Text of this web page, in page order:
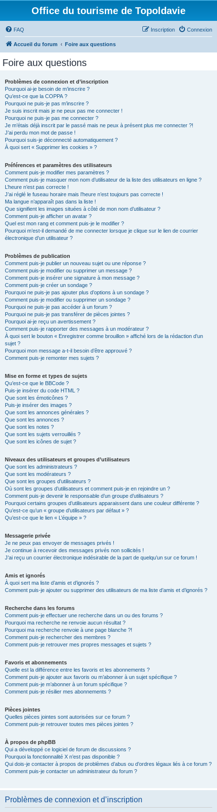
Office du tourisme de Topoldavie
FAQ Connexion
Inscription
Accueil du forum Foire aux questions
Foire aux questions
Problèmes de connexion et d’inscription
Pourquoi ai-je besoin de m’inscrire ?
Qu’est-ce que la COPPA ?
Pourquoi ne puis-je pas m’inscrire ?
Je suis inscrit mais je ne peux pas me connecter !
Pourquoi ne puis-je pas me connecter ?
Je m’étais déjà inscrit par le passé mais ne peux à présent plus me connecter ?!
J’ai perdu mon mot de passe !
Pourquoi suis-je déconnecté automatiquement ?
À quoi sert « Supprimer les cookies » ?
Préférences et paramètres des utilisateurs
Comment puis-je modifier mes paramètres ?
Comment puis-je masquer mon nom d’utilisateur de la liste des utilisateurs en ligne ?
L’heure n’est pas correcte !
J’ai réglé le fuseau horaire mais l’heure n’est toujours pas correcte !
Ma langue n’apparaît pas dans la liste !
Que signifient les images situées à côté de mon nom d’utilisateur ?
Comment puis-je afficher un avatar ?
Quel est mon rang et comment puis-je le modifier ?
Pourquoi m’est-il demandé de me connecter lorsque je clique sur le lien de courrier
électronique d’un utilisateur ?
Problèmes de publication
Comment puis-je publier un nouveau sujet ou une réponse ?
Comment puis-je modifier ou supprimer un message ?
Comment puis-je insérer une signature à mon message ?
Comment puis-je créer un sondage ?
Pourquoi ne puis-je pas ajouter plus d’options à un sondage ?
Comment puis-je modifier ou supprimer un sondage ?
Pourquoi ne puis-je pas accéder à un forum ?
Pourquoi ne puis-je pas transférer de pièces jointes ?
Pourquoi ai-je reçu un avertissement ?
Comment puis-je rapporter des messages à un modérateur ?
À quoi sert le bouton « Enregistrer comme brouillon » affiché lors de la rédaction d’un
sujet ?
Pourquoi mon message a-t-il besoin d’être approuvé ?
Comment puis-je remonter mes sujets ?
Mise en forme et types de sujets
Qu’est-ce que le BBCode ?
Puis-je insérer du code HTML ?
Que sont les émoticônes ?
Puis-je insérer des images ?
Que sont les annonces générales ?
Que sont les annonces ?
Que sont les notes ?
Que sont les sujets verrouillés ?
Que sont les icônes de sujet ?
Niveaux des utilisateurs et groupes d’utilisateurs
Que sont les administrateurs ?
Que sont les modérateurs ?
Que sont les groupes d’utilisateurs ?
Où sont les groupes d’utilisateurs et comment puis-je en rejoindre un ?
Comment puis-je devenir le responsable d’un groupe d’utilisateurs ?
Pourquoi certains groupes d’utilisateurs apparaissent dans une couleur différente ?
Qu’est-ce qu’un « groupe d’utilisateurs par défaut » ?
Qu’est-ce que le lien « L’équipe » ?
Messagerie privée
Je ne peux pas envoyer de messages privés !
Je continue à recevoir des messages privés non sollicités !
J’ai reçu un courrier électronique indésirable de la part de quelqu’un sur ce forum !
Amis et ignorés
À quoi sert ma liste d’amis et d’ignorés ?
Comment puis-je ajouter ou supprimer des utilisateurs de ma liste d’amis et d’ignorés ?
Recherche dans les forums
Comment puis-je effectuer une recherche dans un ou des forums ?
Pourquoi ma recherche ne renvoie aucun résultat ?
Pourquoi ma recherche renvoie à une page blanche ?!
Comment puis-je rechercher des membres ?
Comment puis-je retrouver mes propres messages et sujets ?
Favoris et abonnements
Quelle est la différence entre les favoris et les abonnements ?
Comment puis-je ajouter aux favoris ou m’abonner à un sujet spécifique ?
Comment puis-je m’abonner à un forum spécifique ?
Comment puis-je résilier mes abonnements ?
Pièces jointes
Quelles pièces jointes sont autorisées sur ce forum ?
Comment puis-je retrouver toutes mes pièces jointes ?
À propos de phpBB
Qui a développé ce logiciel de forum de discussions ?
Pourquoi la fonctionnalité X n’est pas disponible ?
Qui dois-je contacter à propos de problèmes d’abus ou d’ordres légaux liés à ce forum ?
Comment puis-je contacter un administrateur du forum ?
Problèmes de connexion et d’inscription